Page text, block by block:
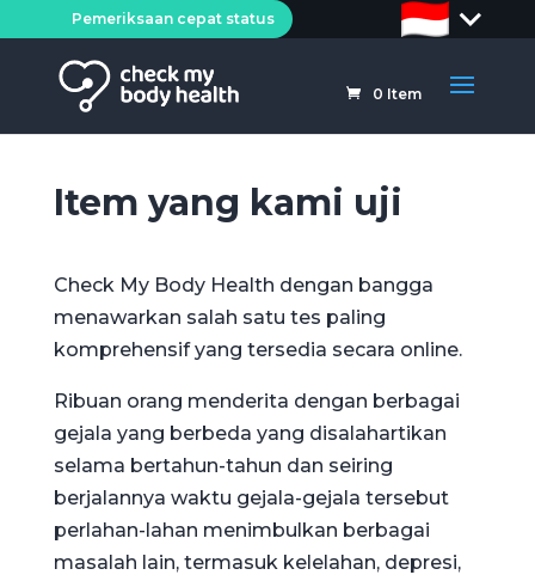
Pemeriksaan cepat status
0 Item
Item yang kami uji
Check My Body Health dengan bangga
menawarkan salah satu tes paling
komprehensif yang tersedia secara online.
Ribuan orang menderita dengan berbagai
gejala yang berbeda yang disalahartikan
selama bertahun-tahun dan seiring
berjalannya waktu gejala-gejala tersebut
perlahan-lahan menimbulkan berbagai
masalah lain, termasuk kelelahan, depresi,